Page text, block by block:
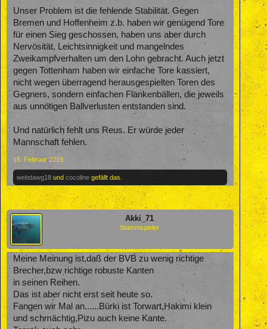
Unser Problem ist die fehlende Stabilität. Gegen
Bremen und Hoffenheim z.b. haben wir genügend Tore
für einen Sieg geschossen, haben uns aber durch
Nervösität, Leichtsinnigkeit und mangelndes
Zweikampfverhalten um den Lohn gebracht. Auch jetzt
gegen Tottenham haben wir einfache Tore kassiert,
nicht wegen überragend herausgespielten Toren des
Gegners, sondern einfachen Flankenbällen, die jeweils
aus unnötigen Ballverlusten entstanden sind.
Und natürlich fehlt uns Reus. Er würde jeder
Mannschaft fehlen.
15. Februar 2019
webdawg18 und cocoline gefällt das.
Akki_71
Stammspieler
Meine Meinung ist,daß der BVB zu wenig richtige
Brecher,bzw richtige robuste Kanten
in seinen Reihen.
Das ist aber nicht erst seit heute so.
Fangen wir Mal an......Bürki ist Torwart,Hakimi klein
und schmächtig,Pizu auch keine Kante.